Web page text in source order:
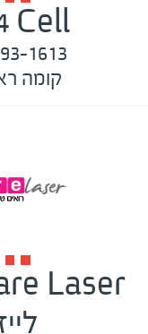
Cell
1613
קומה